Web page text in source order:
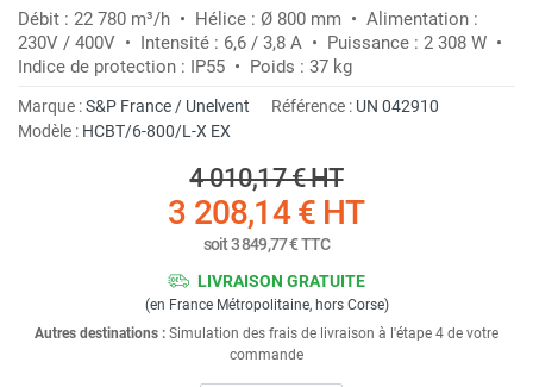
Débit : 22 780 m³/h • Hélice : Ø 800 mm • Alimentation :
230V / 400V • Intensité : 6,6 / 3,8 A • Puissance : 2 308 W •
Indice de protection : IP55 • Poids : 37 kg
Marque :S&P France / Unelvent Référence : UN 042910
Modèle : HCBT/6-800/L-X EX
4 010,17 €HT
3 208,14 € HT
soit3 849,77 €TTC
LIVRAISON GRATUITE
(en France Métropolitaine, hors Corse)
Autres destinations : Simulation des frais de livraison à l'étape 4 de votre
commande